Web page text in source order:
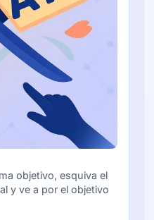
objetivo, esquiva el
y ve a por el objetivo